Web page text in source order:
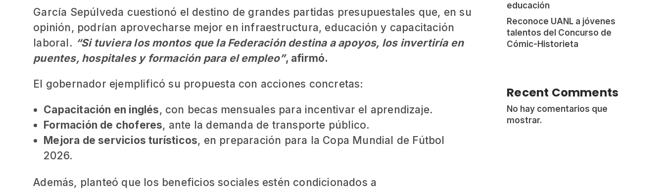
García Sepúlveda cuestionó el destino de grandes partidas presupuestales que, en su
opinión, podrían aprovecharse mejor en infraestructura, educación y capacitación
laboral. “Si tuviera los montos que la Federación destina a apoyos, los invertiría en
puentes, hospitales y formación para el empleo”, afirmó.
El gobernador ejemplificó su propuesta con acciones concretas:
Capacitación en inglés, con becas mensuales para incentivar el aprendizaje.
Formación de choferes, ante la demanda de transporte público.
Mejora de servicios turísticos, en preparación para la Copa Mundial de Fútbol
2026.
Además, planteó que los beneficios sociales estén condicionados a
educación
Reconoce UANL a jóvenes
talentos del Concurso de
Cómic-Historieta
Recent Comments
No hay comentarios que
mostrar.